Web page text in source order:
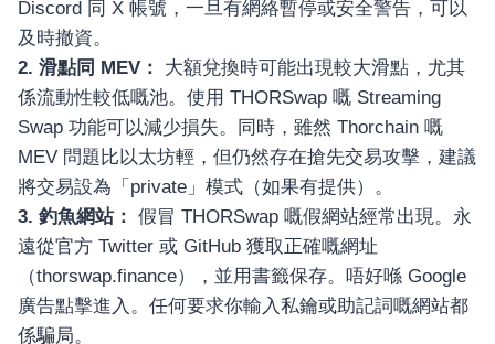
Discord 同 X 帳號，一旦有網絡暫停或安全警告，可以
及時撤資。
2. 滑點同 MEV：
大額兌換時可能出現較大滑點，尤其
係流動性較低嘅池。使用 THORSwap 嘅 Streaming
Swap 功能可以減少損失。同時，雖然 Thorchain 嘅
MEV 問題比以太坊輕，但仍然存在搶先交易攻擊，建議
將交易設為「private」模式（如果有提供）。
3. 釣魚網站： 假冒 THORSwap 嘅假網站經常出現。永
遠從官方 Twitter 或 GitHub 獲取正確嘅網址
（thorswap.finance），並用書籤保存。唔好喺 Google
廣告點擊進入。任何要求你輸入私鑰或助記詞嘅網站都
係騙局。